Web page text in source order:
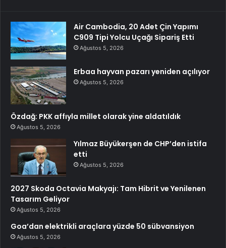
Air Cambodia, 20 Adet Çin Yapımı
C909 Tipi Yolcu Uçağı Sipariş Etti
Ağustos 5, 2026
Erbaa hayvan pazarı yeniden açılıyor
Ağustos 5, 2026
Özdağ: PKK affıyla millet olarak yine aldatıldık
Ağustos 5, 2026
Yılmaz Büyükerşen de CHP’den istifa
etti
Ağustos 5, 2026
2027 Skoda Octavia Makyajı: Tam Hibrit ve Yenilenen
Tasarım Geliyor
Ağustos 5, 2026
Goa’dan elektrikli araçlara yüzde 50 sübvansiyon
Ağustos 5, 2026